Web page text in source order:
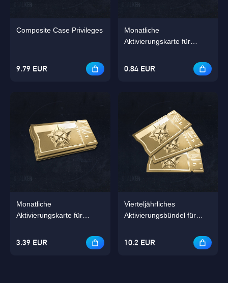
Composite Case Privileges
9.79 EUR
Monatliche
Aktivierungskarte für
0.84 EUR
Monatliche
Aktivierungskarte für
3.39 EUR
Vierteljährliches
Aktivierungsbündel für
10.2 EUR